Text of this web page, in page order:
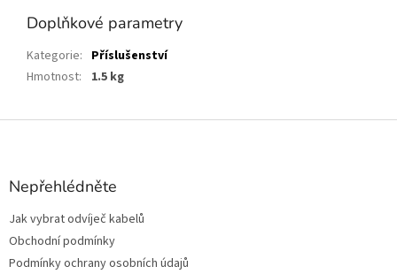
Doplňkové parametry
Kategorie: Příslušenství
Hmotnost: 1.5 kg
Z
Nepřehlédněte
Jak vybrat odvíječ kabelů
Obchodní podmínky
Podmínky ochrany osobních údajů